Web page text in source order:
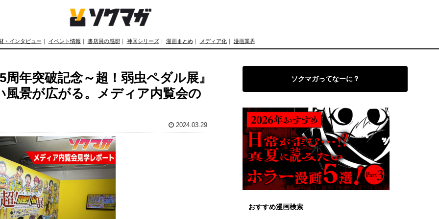
・インタビュー ｜ イベント情報 ｜ 書店員の感想 ｜ 神回シリーズ｜ 漫画まとめ｜ メディア化｜ 漫画業界
年突破記念～超！弱虫ペダル展』
景が広がる。メディア内覧会の
2024.03.29
ソクマガってなーに？
おすすめ漫画検索